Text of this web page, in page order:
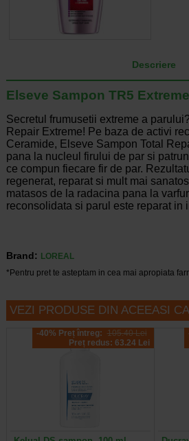
Descriere
Elseve Sampon TR5
Secretul frumusetii extreme a
Repair Extreme! Pe baza de activi
Ceramide, Elseve Sampon Total
pana la nucleul firului de par si
ce compun fiecare fir de par.
regenerat, reparat si mult mai
matasos de la radacina pana la
reconsolidata si parul este reparat in
Brand:
LOREAL
*Pentru pret te asteptam in cea mai apropiata
VEZI PRODUSE DIN ACEEASI
-40% Preț întreg: 105.40 Lei
Preț redus: 63.24 Lei